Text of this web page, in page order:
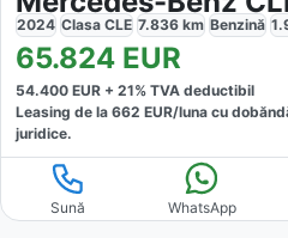
2024 Clasa CLE 7.836 km Benzină
65.824 EUR
54.400 EUR + 21% TVA deductibil
Leasing de la 662 EUR/luna cu
juridice.
Sună WhatsApp